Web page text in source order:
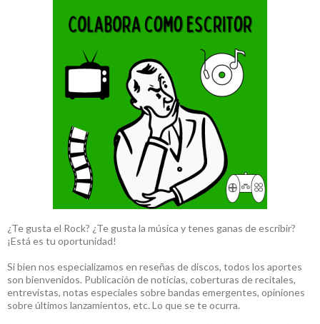
¿Te gusta el Rock? ¿Te gusta la música y tenes ganas de escribir?
¡Está es tu oportunidad!
Si bien nos especializamos en reseñas de discos, todos los aportes
son bienvenidos. Publicación de noticias, coberturas de recitales,
entrevistas, notas especiales sobre bandas emergentes, opiniones
sobre últimos lanzamientos, etc. Lo que se te ocurra.